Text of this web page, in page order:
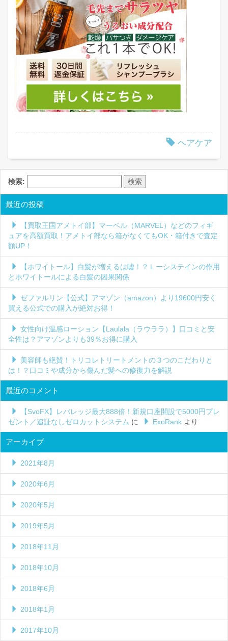
ヘアケア
検索:
最近の投稿
【買取王国アメトイ部】マーベル（MARVEL）などのフィギ
ュアを高額買取！アメトイ部なら箱がなくてもOK・箱付きで査定
額UP！
【ホワイトール】白髪が増えるは嘘！？Ｌーシステインの作用
とホワイトールによる白髪の因果関係
ゼファルリン【公式】アマゾン（amazon）より19600円安く
買える公式での購入が絶対お得！
女性向け温感ローション【Laulala（ラウララ）】口コミと安
全性は？アマゾンよりも39％お得に購入
美容師も絶賛！トリコレトリートメントの３つのこだわりと
は！？口コミや成分から傷んだ髪への修復力を解説
最近のコメント
【SvoFX】レバレッジ最大888倍！新規口座開設で5000円プレ
ゼント／追証なしゼロカットシステム に ExoRank より
アーカイブ
2021年8月
2020年6月
2020年5月
2019年5月
2018年11月
2018年10月
2018年6月
2018年1月
2017年10月